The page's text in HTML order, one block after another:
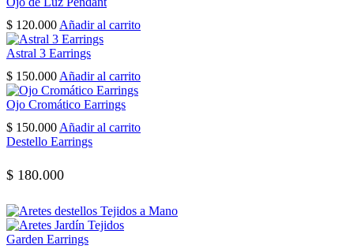
$ 120.000 Añadir al carrito
Astral 3 Earrings
$ 150.000 Añadir al carrito
Ojo Cromático Earrings
$ 150.000 Añadir al carrito
Destello Earrings
$ 180.000
Garden Earrings